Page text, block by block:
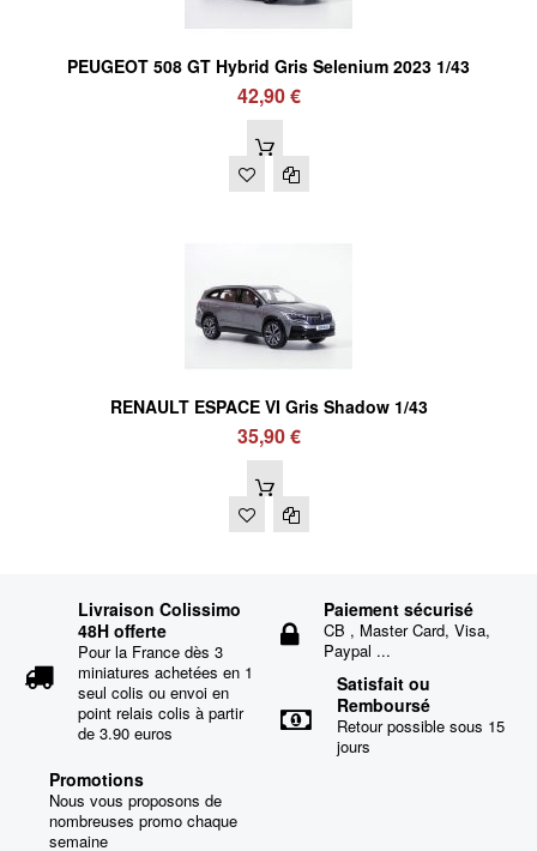
PEUGEOT 508 GT Hybrid Gris Selenium 2023 1/43
42,90 €
RENAULT ESPACE VI Gris Shadow 1/43
35,90 €
Livraison Colissimo
48H offerte
Pour la France dès 3
miniatures achetées en 1
seul colis ou envoi en
point relais colis à partir
de 3.90 euros
Paiement sécurisé
CB , Master Card, Visa,
Paypal ...
Satisfait ou
Remboursé
Retour possible sous 15
jours
Promotions
Nous vous proposons de
nombreuses promo chaque
semaine